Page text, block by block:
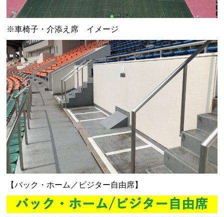
※車椅子・介添え席 イメージ
【バック・ホーム／ビジター自由席】